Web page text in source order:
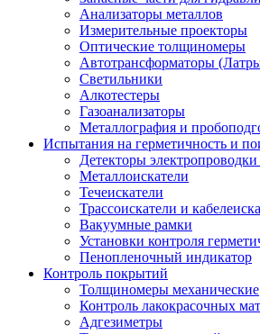
Анализаторы металлов
Измерительные проекторы
Оптические толщиномеры
Автотрансформаторы
Светильники
Алкотестеры
Газоанализаторы
Металлография и
Испытания на герметичность и
Детекторы
Металлоискатели
Течеискатели
Трассоискатели и
Вакуумные рамки
Установки контроля
Пенопленочный индикатор
Контроль покрытий
Толщиномеры механические
Контроль лакокрасочных
Адгезиметры